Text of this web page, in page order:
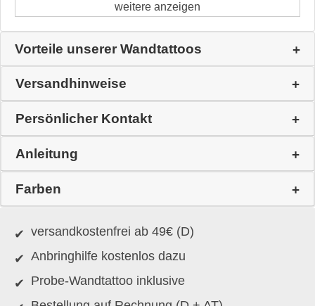
weitere anzeigen
Vorteile unserer Wandtattoos
Versandhinweise
Persönlicher Kontakt
Anleitung
Farben
versandkostenfrei ab 49€ (D)
Anbringhilfe kostenlos dazu
Probe-Wandtattoo inklusive